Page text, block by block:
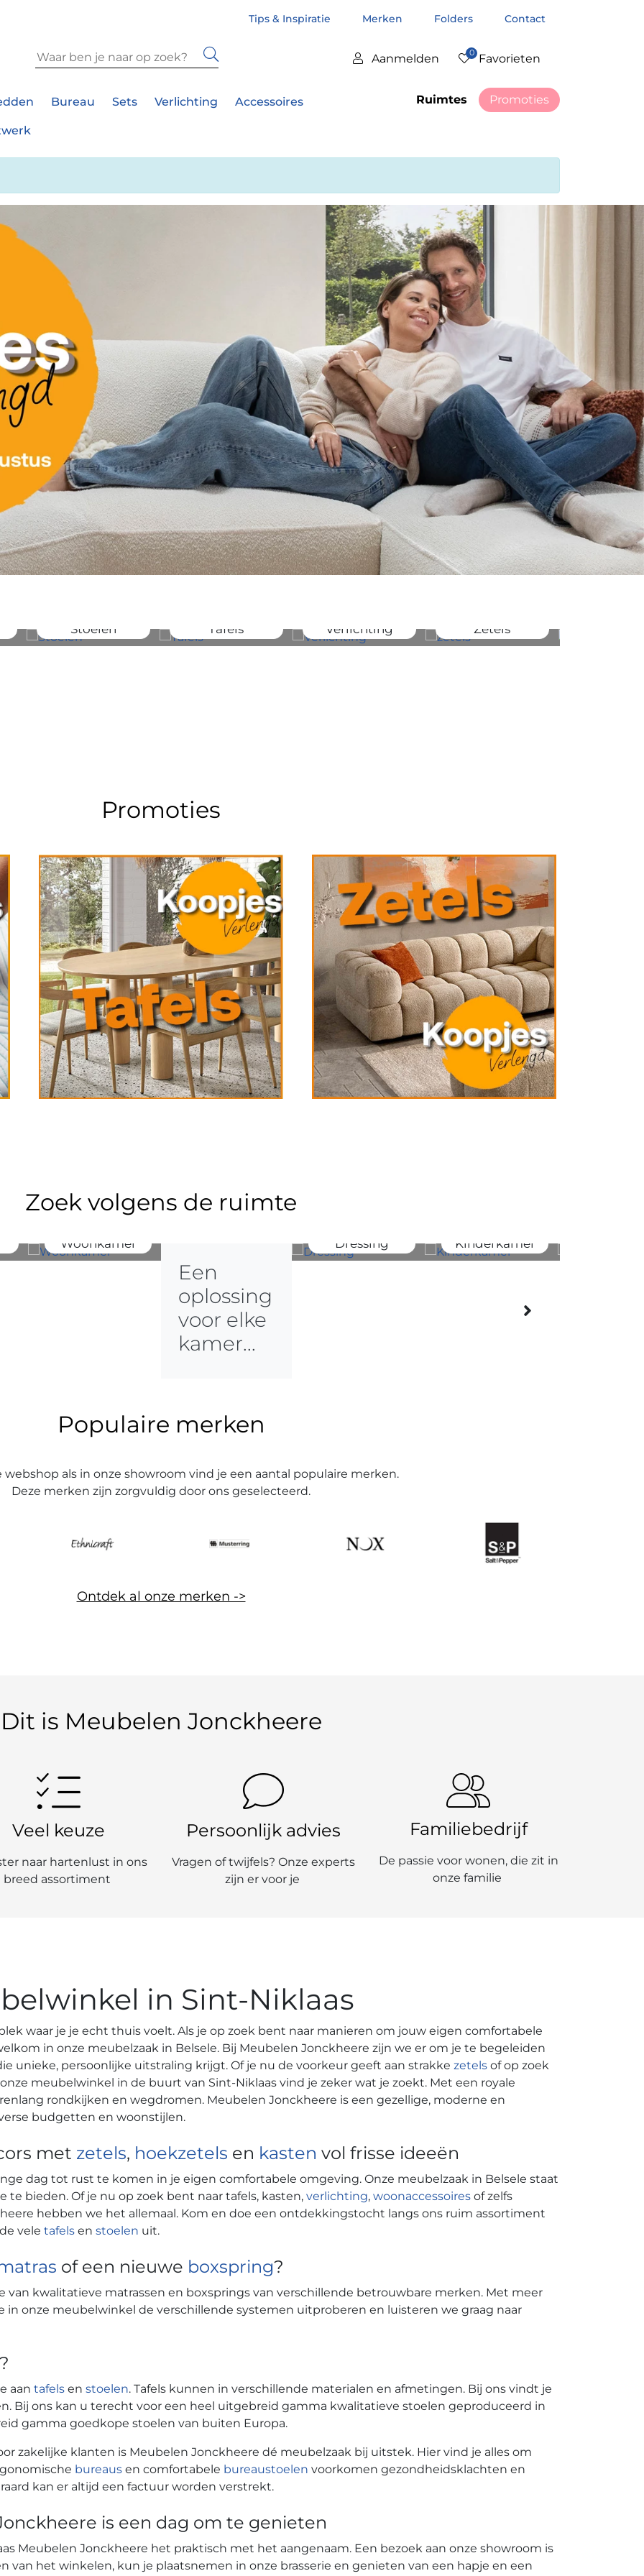
Tips & Inspiratie Merken Folders Contact
Aanmelden 0 Favorieten
Bureau Sets Verlichting Accessoires Ruimtes Promoties
Stoelen Tafels Verlichting Zetels
Promoties
Zoek volgens de ruimte
Woonkamer
Een
oplossing
voor elke
kamer...
Dressing Kinderkamer
Populaire merken
webshop als in onze showroom vind je een aantal populaire merken.
Deze merken zijn zorgvuldig door ons geselecteerd.
Ontdek al onze merken ->
Dit is Meubelen Jonckheere
Veel keuze
naar hartenlust in ons
breed assortiment
Persoonlijk advies
Vragen of twijfels? Onze experts
zijn er voor je
Familiebedrijf
De passie voor wonen, die zit in
onze familie
in Sint-Niklaas
waar je je echt thuis voelt. Als je op zoek bent naar manieren om jouw eigen comfortabele
in onze meubelzaak in Belsele. Bij Meubelen Jonckheere zijn we er om je te begeleiden
unieke, persoonlijke uitstraling krijgt. Of je nu de voorkeur geeft aan strakke zetels of op zoek
onze meubelwinkel in de buurt van Sint-Niklaas vind je zeker wat je zoekt. Met een royale
rondkijken en wegdromen. Meubelen Jonckheere is een gezellige, moderne en
budgetten en woonstijlen.
met zetels, hoekzetels en kasten vol frisse ideeën
dag tot rust te komen in je eigen comfortabele omgeving. Onze meubelzaak in Belsele staat
bieden. Of je nu op zoek bent naar tafels, kasten, verlichting, woonaccessoires of zelfs
hebben we het allemaal. Kom en doe een ontdekkingstocht langs ons ruim assortiment
vele tafels en stoelen uit.
of een nieuwe boxspring?
kwalitatieve matrassen en boxsprings van verschillende betrouwbare merken. Met meer
in onze meubelwinkel de verschillende systemen uitproberen en luisteren we graag naar
aan tafels en stoelen. Tafels kunnen in verschillende materialen en afmetingen. Bij ons vindt je
Bij ons kan u terecht voor een heel uitgebreid gamma kwalitatieve stoelen geproduceerd in
gamma goedkope stoelen van buiten Europa.
zakelijke klanten is Meubelen Jonckheere dé meubelzaak bij uitstek. Hier vind je alles om
bureaus en comfortabele bureaustoelen voorkomen gezondheidsklachten en
kan er altijd een factuur worden verstrekt.
is een dag om te genieten
Meubelen Jonckheere het praktisch met het aangenaam. Een bezoek aan onze showroom is
van het winkelen, kun je plaatsnemen in onze brasserie en genieten van een hapje en een